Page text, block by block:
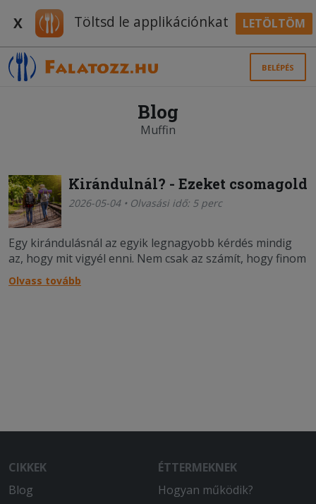
X Töltsd le applikációnkat LETÖLTÖM
BELÉPÉS
Blog
Muffin
Kirándulnál? - Ezeket csomagold
2026-05-04 • Olvasási idő: 5 perc
Egy kirándulásnál az egyik legnagyobb kérdés mindig
az, hogy mit vigyél enni. Nem csak az számít, hogy finom
legyen, hanem az is, hogy bírja az utat, ne romoljon meg
a táskában, és ne kelljen hűtőtáskát cipelned magaddal.
Olvass tovább
CIKKEK
Blog
ÉTTERMEKNEK
Hogyan működik?